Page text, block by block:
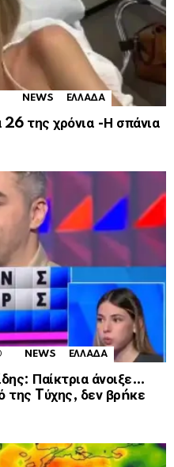
Comments
NEWS ΕΛΛΑΔΑ
της χρόνια -Η σπάνια
Comments
NEWS ΕΛΛΑΔΑ
Παίκτρια άνοιξε…
της Tύχης, δεν βρńκε